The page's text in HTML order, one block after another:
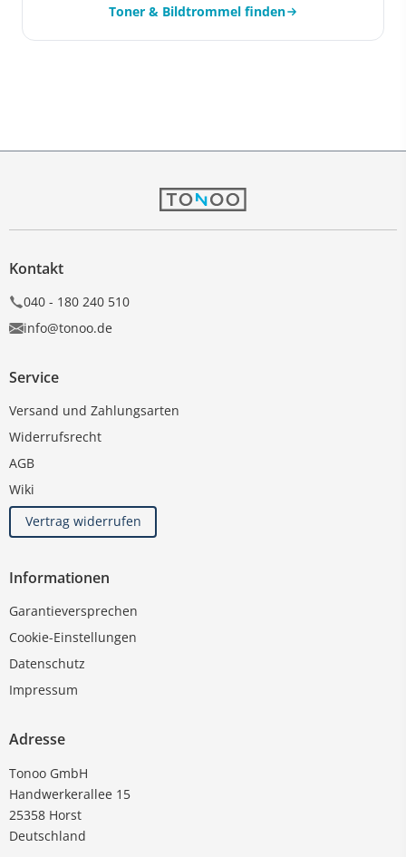
Toner & Bildtrommel finden
Kontakt
040 - 180 240 510
info@tonoo.de
Service
Versand und Zahlungsarten
Widerrufsrecht
AGB
Wiki
Vertrag widerrufen
Informationen
Garantieversprechen
Cookie-Einstellungen
Datenschutz
Impressum
Adresse
Tonoo GmbH
Handwerkerallee 15
25358 Horst
Deutschland